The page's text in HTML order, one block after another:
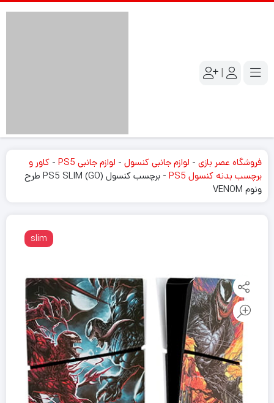
|
فروشگاه عصر بازی - لوازم جانبی کنسول - لوازم جانبی PS5 - کاور و
برچسب بدنه کنسول PS5
-
برچسب کنسول PS5 SLIM (GO) طرح
ونوم VENOM
slim